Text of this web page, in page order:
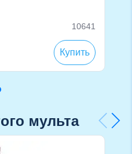
10641
Купить
мульта